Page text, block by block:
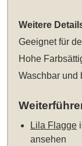
Weitere
Geeignet für
Hohe
Waschbar und
Lila Flagge
ansehen